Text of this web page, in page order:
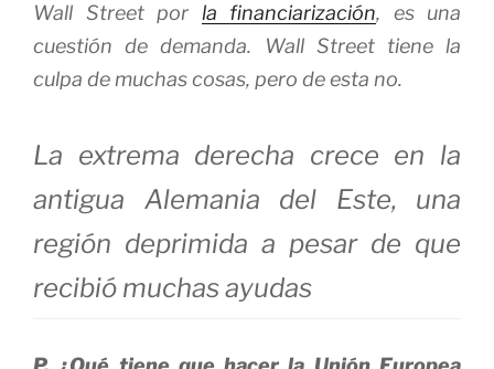
Wall Street por la financiarización, es una
cuestión de demanda. Wall Street tiene la
culpa de muchas cosas, pero de esta no.
La extrema derecha crece en la
antigua Alemania del Este, una
región deprimida a pesar de que
recibió muchas ayudas